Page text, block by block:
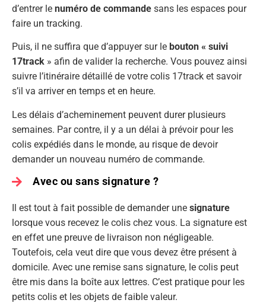
d’entrer le numéro de commande sans les espaces pour
faire un tracking.
Puis, il ne suffira que d’appuyer sur le bouton « suivi
17track » afin de valider la recherche. Vous pouvez ainsi
suivre l’itinéraire détaillé de votre colis 17track et savoir
s’il va arriver en temps et en heure.
Les délais d’acheminement peuvent durer plusieurs
semaines. Par contre, il y a un délai à prévoir pour les
colis expédiés dans le monde, au risque de devoir
demander un nouveau numéro de commande.
Avec ou sans signature ?
Il est tout à fait possible de demander une signature
lorsque vous recevez le colis chez vous. La signature est
en effet une preuve de livraison non négligeable.
Toutefois, cela veut dire que vous devez être présent à
domicile. Avec une remise sans signature, le colis peut
être mis dans la boîte aux lettres. C’est pratique pour les
petits colis et les objets de faible valeur.